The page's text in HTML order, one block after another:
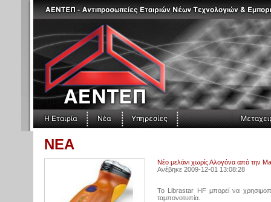
ΝΕΑ
Νέο μελάνι χωρίς Αλογόνα από την
Ανέβηκε 2009-12-01 13:08:28
To Librastar HF μπορεί να
ταμπονοτυπία.